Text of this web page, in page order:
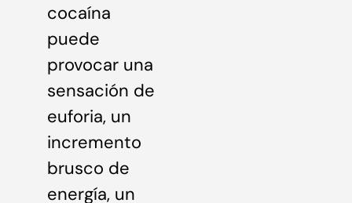
cocaína
puede
provocar una
sensación de
euforia, un
incremento
brusco de
energía, un